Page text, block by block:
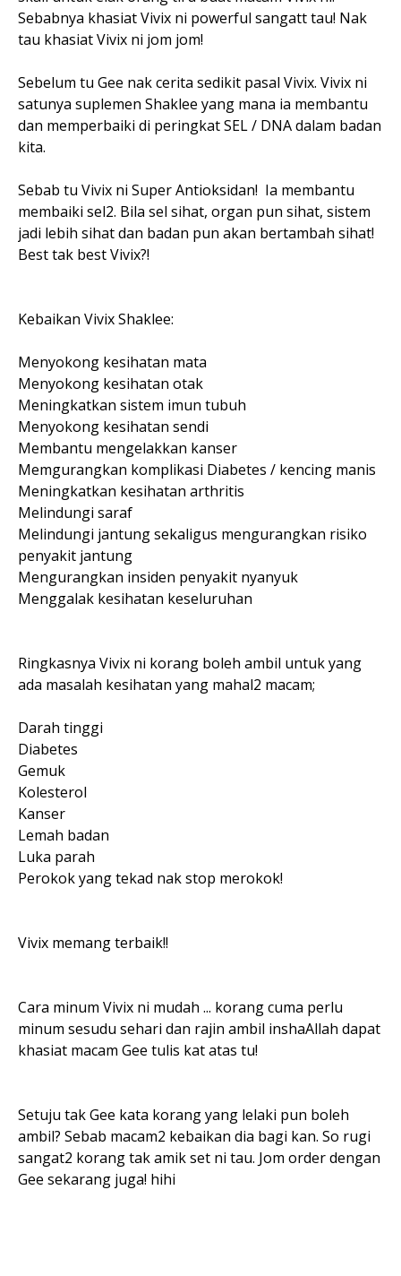
Sebabnya khasiat Vivix ni powerful sangatt tau! Nak
tau khasiat Vivix ni jom jom!
Sebelum tu Gee nak cerita sedikit pasal Vivix. Vivix ni
satunya suplemen Shaklee yang mana ia membantu
dan memperbaiki di peringkat SEL / DNA dalam badan
kita.
Sebab tu Vivix ni Super Antioksidan! Ia membantu
membaiki sel2. Bila sel sihat, organ pun sihat, sistem
jadi lebih sihat dan badan pun akan bertambah sihat!
Best tak best Vivix?!
Kebaikan Vivix Shaklee:
Menyokong kesihatan mata
Menyokong kesihatan otak
Meningkatkan sistem imun tubuh
Menyokong kesihatan sendi
Membantu mengelakkan kanser
Memgurangkan komplikasi Diabetes / kencing manis
Meningkatkan kesihatan arthritis
Melindungi saraf
Melindungi jantung sekaligus mengurangkan risiko
penyakit jantung
Mengurangkan insiden penyakit nyanyuk
Menggalak kesihatan keseluruhan
Ringkasnya Vivix ni korang boleh ambil untuk yang
ada masalah kesihatan yang mahal2 macam;
Darah tinggi
Diabetes
Gemuk
Kolesterol
Kanser
Lemah badan
Luka parah
Perokok yang tekad nak stop merokok!
Vivix memang terbaik!!
Cara minum Vivix ni mudah ... korang cuma perlu
minum sesudu sehari dan rajin ambil inshaAllah dapat
khasiat macam Gee tulis kat atas tu!
Setuju tak Gee kata korang yang lelaki pun boleh
ambil? Sebab macam2 kebaikan dia bagi kan. So rugi
sangat2 korang tak amik set ni tau. Jom order dengan
Gee sekarang juga! hihi